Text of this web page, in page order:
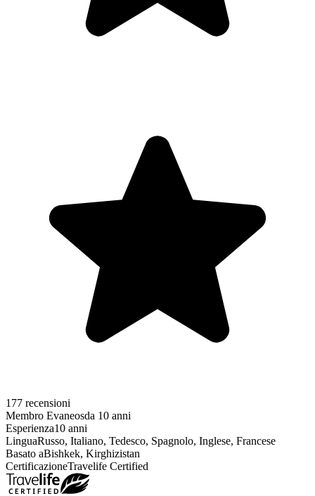
177 recensioni
Membro Evaneosda 10 anni
Esperienza10 anni
LinguaRusso, Italiano, Tedesco, Spagnolo, Inglese, Francese
Basato aBishkek, Kirghizistan
CertificazioneTravelife Certified